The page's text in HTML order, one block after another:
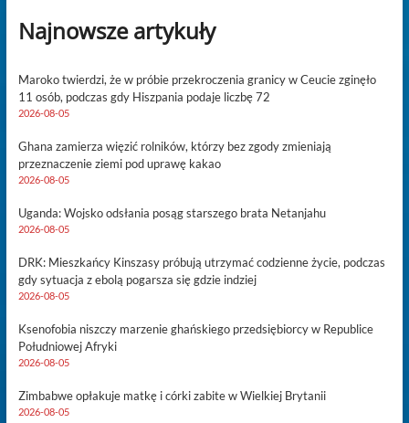
Najnowsze artykuły
Maroko twierdzi, że w próbie przekroczenia granicy w Ceucie zginęło
11 osób, podczas gdy Hiszpania podaje liczbę 72
2026-08-05
Ghana zamierza więzić rolników, którzy bez zgody zmieniają
przeznaczenie ziemi pod uprawę kakao
2026-08-05
Uganda: Wojsko odsłania posąg starszego brata Netanjahu
2026-08-05
DRK: Mieszkańcy Kinszasy próbują utrzymać codzienne życie, podczas
gdy sytuacja z ebolą pogarsza się gdzie indziej
2026-08-05
Ksenofobia niszczy marzenie ghańskiego przedsiębiorcy w Republice
Południowej Afryki
2026-08-05
Zimbabwe opłakuje matkę i córki zabite w Wielkiej Brytanii
2026-08-05